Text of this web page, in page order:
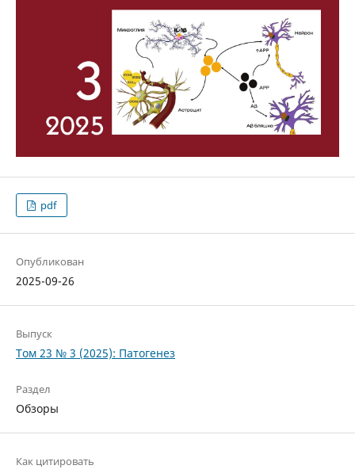
pdf
Опубликован
2025-09-26
Выпуск
Том 23 № 3 (2025): Патогенез
Раздел
Обзоры
Как цитировать